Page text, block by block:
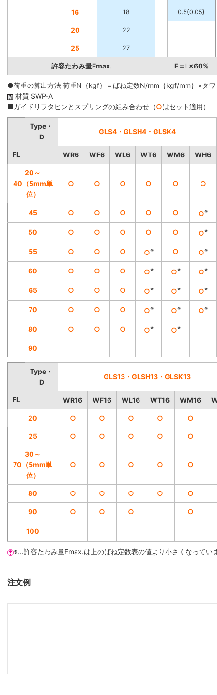
16 18 0.5{0.05}
20 22
25 27
許容たわみ量Fmax. F＝L×60%
●荷重の算出方法 荷重N｛kgf｝＝ばね定数N/mm｛kgf/mm｝×タ
材質 SWP-A
■ガイドリフタピンとスプリングの組み合わせ（○はセット適用）
Type・
D
GLS4・GLSH4・GLSK4
FL WR6 WF6 WL6 WT6 WM6 WH6
20～
40（5mm単
位）
○ ○ ○ ○ ○ ○
45 ○ ○ ○ ○ ○ ○※
50 ○ ○ ○ ○ ○ ○※
55 ○ ○ ○ ○※ ○ ○※
60 ○ ○ ○ ○※ ○※ ○※
65 ○ ○ ○ ○※ ○※ ○※
70 ○ ○ ○ ○※ ○※ ○※
80 ○ ○ ○ ○※ ○※
90
Type・
D
GLS13・GLSH13・GLSK13
FL WR16 WF16 WL16 WT16 WM16
20 ○ ○ ○ ○ ○
25 ○ ○ ○ ○ ○
30～
70（5mm単
位）
○ ○ ○ ○ ○
80 ○ ○ ○ ○ ○
90 ○ ○ ○ ○
100
※…許容たわみ量Fmax.は上のばね定数表の値より小さくなってい
注文例